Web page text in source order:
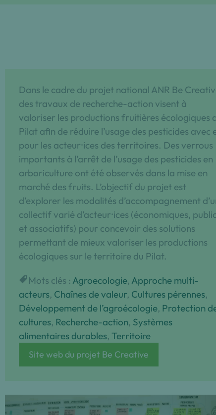
Dans le cadre du projet national ANR Be
des travaux de recherche-action visent à
valoriser les productions fruitières écologiques
Pilat afin de réduire l’usage des pesticides avec
pour les acteur⸱ices des territoires. Des verrous
importants à l’arrêt de l’usage des pesticides en
arboriculture ont été observés dans la mise en
marché des fruits. L’objectif du projet est
d’explorer les modalités d’accompagnement
collectif varié d’acteur⸱ices (économiques,
et associatifs) pour concevoir des solutions
permettant de mieux valoriser les productions
écologiques sur le territoire du Pilat.
Mots clés : Agroecologie, Approche multi-
acteurs, Chaînes de valeur, Cultures pérennes
Développement de l’agroécologie, Protection
cultures, Recherche-action, Systèmes
alimentaires durables, Territoire
Site web du projet Be Creative